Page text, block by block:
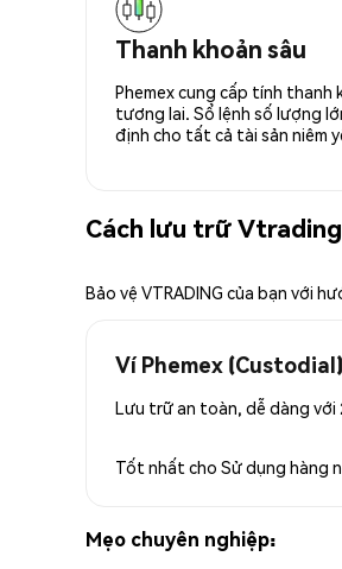
Thanh khoản sâu
Phemex cung cấp tính thanh
tương lai. Sổ lệnh số lượng
định cho tất cả tài sản niêm
Cách lưu trữ
Bảo vệ VTRADING của bạn với
Ví Phemex (Custodial)
Lưu trữ an toàn, dễ dàng với
Tốt nhất cho Sử dụng hàng
Mẹo chuyên nghiệp: